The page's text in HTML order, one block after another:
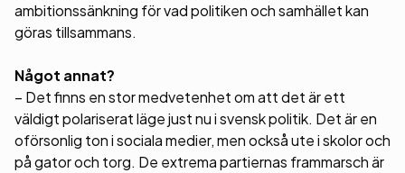
ambitionssänkning för vad politiken och samhället kan
göras tillsammans.
Något annat?
– Det finns en stor medvetenhet om att det är ett
väldigt polariserat läge just nu i svensk politik. Det är en
oförsonlig ton i sociala medier, men också ute i skolor och
på gator och torg. De extrema partiernas frammarsch är